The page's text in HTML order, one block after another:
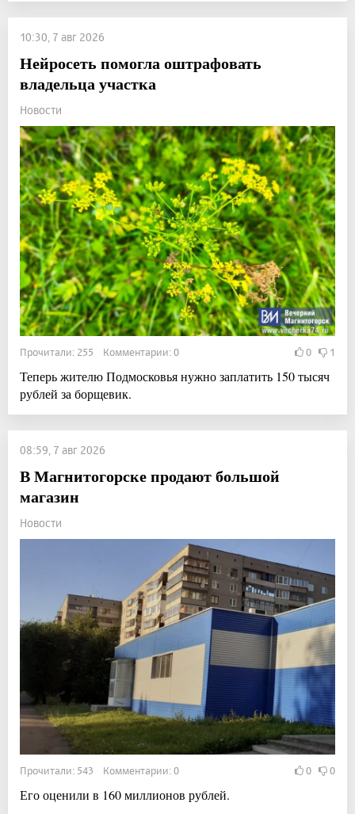
10:30, 7 авг 2026
Нейросеть помогла оштрафовать
владельца участка
Новости
Прочитали: 255 Комментарии: 0 0 1
Теперь жителю Подмосковья нужно заплатить 150 тысяч
рублей за борщевик.
08:59, 7 авг 2026
В Магнитогорске продают большой
магазин
Новости
Прочитали: 543 Комментарии: 0 0 0
Его оценили в 160 миллионов рублей.